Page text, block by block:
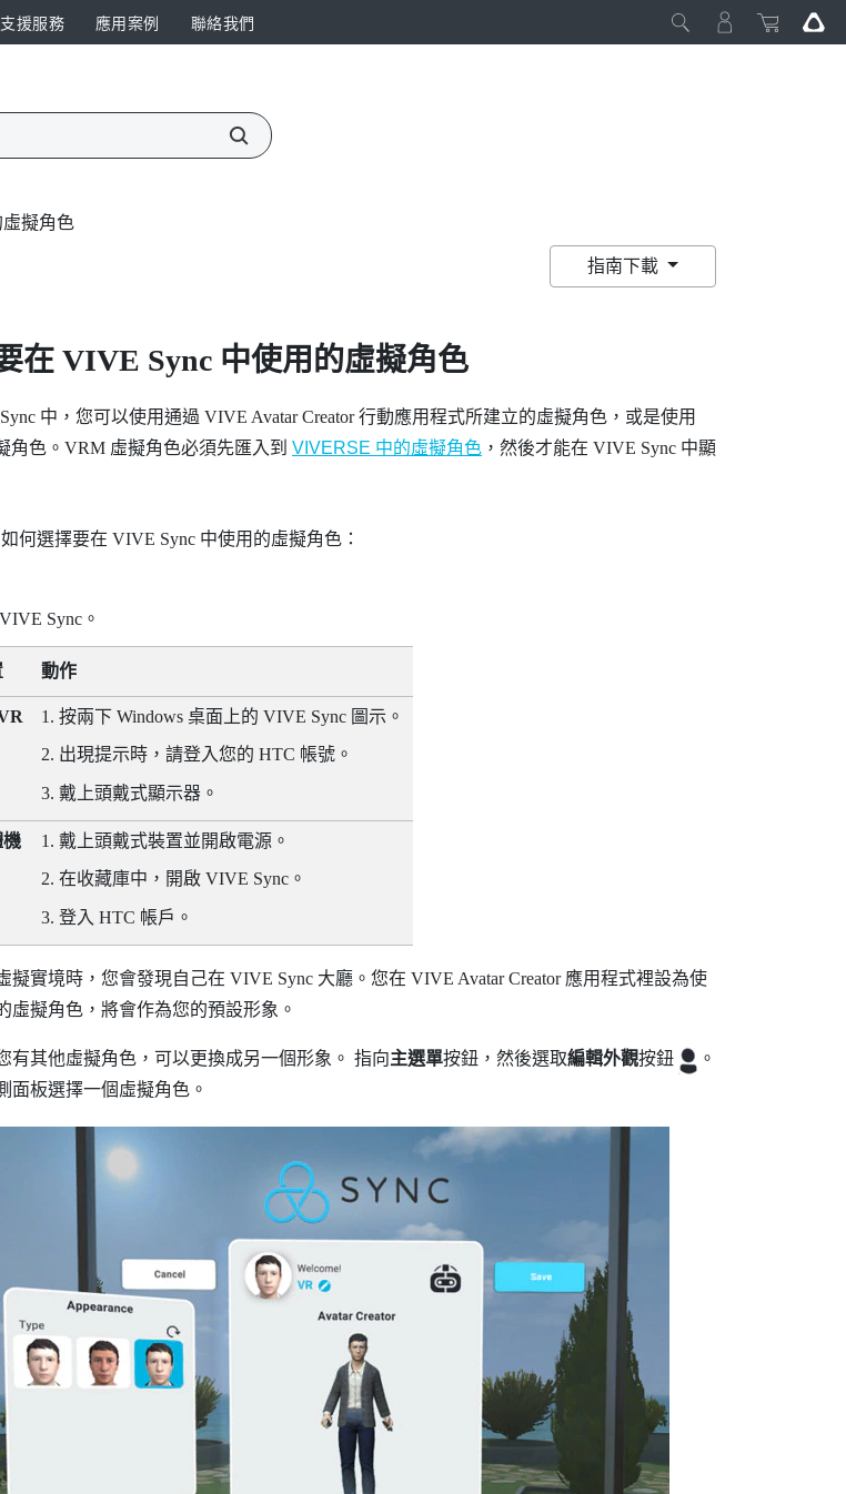
支援服務 應用案例 聯絡我們
擬角色
指南下載
在 VIVE Sync中使用的虛擬角色
中，您可以使用通過 VIVE Avatar Creator行動應用程式所建立的虛擬角色，或是使用
角色。VRM 虛擬角色必須先匯入到 VIVERSE 中的虛擬角色，然後才能在 VIVE Sync中顯
何選擇要在 VIVE Sync中使用的虛擬角色：
VIVE Sync。
動作
按兩下 Windows桌面上的 VIVE Sync圖示。
出現提示時，請登入您的 HTC 帳號。
戴上頭戴式顯示器。
戴上頭戴式裝置並開啟電源。
在收藏庫中，開啟 VIVE Sync。
登入 HTC 帳戶。
擬實境時，您會發現自己在 VIVE Sync大廳。您在 VIVE Avatar Creator應用程式裡設為使
虛擬角色，將會作為您的預設形象。
有其他虛擬角色，可以更換成另一個形象。 指向主選單按鈕，然後選取編輯外觀按鈕
。
面板選擇一個虛擬角色。